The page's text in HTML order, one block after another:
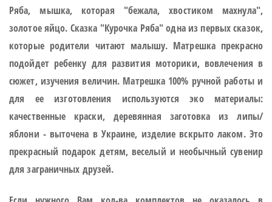
Ряба, мышка, которая "бежала, хвостиком махнула",
золотое яйцо. Сказка "Курочка Ряба" одна из первых сказок,
которые родители читают малышу. Матрешка прекрасно
подойдет ребенку для развития моторики, вовлечения в
сюжет, изучения величин. Матрешка 100% ручной работы и
для ее изготовления используются эко материалы:
качественные краски, деревянная заготовка из липы/
яблони - выточена в Украине, изделие вскрыто лаком. Это
прекрасный подарок детям, веселый и необычный сувенир
для заграничных друзей.